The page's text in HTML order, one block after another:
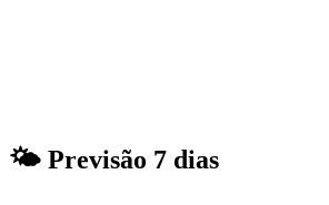
🌤 Previsão 7 dias